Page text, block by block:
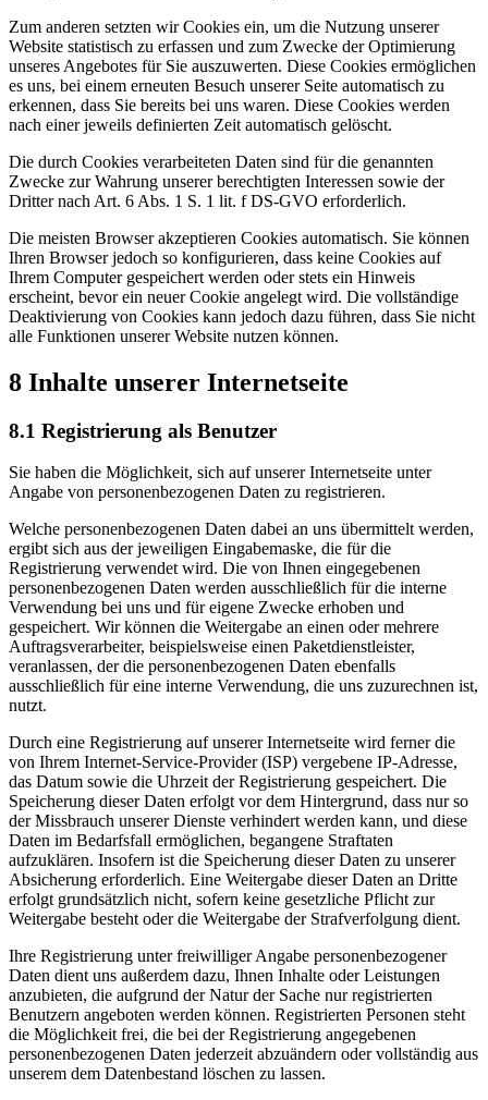
Zum anderen setzten wir Cookies ein, um die Nutzung unserer
Website statistisch zu erfassen und zum Zwecke der Optimierung
unseres Angebotes für Sie auszuwerten. Diese Cookies ermöglichen
es uns, bei einem erneuten Besuch unserer Seite automatisch zu
erkennen, dass Sie bereits bei uns waren. Diese Cookies werden
nach einer jeweils definierten Zeit automatisch gelöscht.
Die durch Cookies verarbeiteten Daten sind für die genannten
Zwecke zur Wahrung unserer berechtigten Interessen sowie der
Dritter nach Art. 6 Abs. 1 S. 1 lit. f DS-GVO erforderlich.
Die meisten Browser akzeptieren Cookies automatisch. Sie können
Ihren Browser jedoch so konfigurieren, dass keine Cookies auf
Ihrem Computer gespeichert werden oder stets ein Hinweis
erscheint, bevor ein neuer Cookie angelegt wird. Die vollständige
Deaktivierung von Cookies kann jedoch dazu führen, dass Sie nicht
alle Funktionen unserer Website nutzen können.
8 Inhalte unserer Internetseite
8.1 Registrierung als Benutzer
Sie haben die Möglichkeit, sich auf unserer Internetseite unter
Angabe von personenbezogenen Daten zu registrieren.
Welche personenbezogenen Daten dabei an uns übermittelt werden,
ergibt sich aus der jeweiligen Eingabemaske, die für die
Registrierung verwendet wird. Die von Ihnen eingegebenen
personenbezogenen Daten werden ausschließlich für die interne
Verwendung bei uns und für eigene Zwecke erhoben und
gespeichert. Wir können die Weitergabe an einen oder mehrere
Auftragsverarbeiter, beispielsweise einen Paketdienstleister,
veranlassen, der die personenbezogenen Daten ebenfalls
ausschließlich für eine interne Verwendung, die uns zuzurechnen ist,
nutzt.
Durch eine Registrierung auf unserer Internetseite wird ferner die
von Ihrem Internet-Service-Provider (ISP) vergebene IP-Adresse,
das Datum sowie die Uhrzeit der Registrierung gespeichert. Die
Speicherung dieser Daten erfolgt vor dem Hintergrund, dass nur so
der Missbrauch unserer Dienste verhindert werden kann, und diese
Daten im Bedarfsfall ermöglichen, begangene Straftaten
aufzuklären. Insofern ist die Speicherung dieser Daten zu unserer
Absicherung erforderlich. Eine Weitergabe dieser Daten an Dritte
erfolgt grundsätzlich nicht, sofern keine gesetzliche Pflicht zur
Weitergabe besteht oder die Weitergabe der Strafverfolgung dient.
Ihre Registrierung unter freiwilliger Angabe personenbezogener
Daten dient uns außerdem dazu, Ihnen Inhalte oder Leistungen
anzubieten, die aufgrund der Natur der Sache nur registrierten
Benutzern angeboten werden können. Registrierten Personen steht
die Möglichkeit frei, die bei der Registrierung angegebenen
personenbezogenen Daten jederzeit abzuändern oder vollständig aus
unserem dem Datenbestand löschen zu lassen.